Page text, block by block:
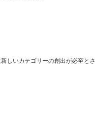
しいカテゴリーの創出が必至とさ